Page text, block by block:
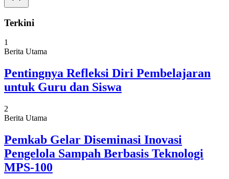
Terkini
1
Berita Utama
Pentingnya Refleksi Diri Pembelajaran
untuk Guru dan Siswa
2
Berita Utama
Pemkab Gelar Diseminasi Inovasi
Pengelola Sampah Berbasis Teknologi
MPS-100